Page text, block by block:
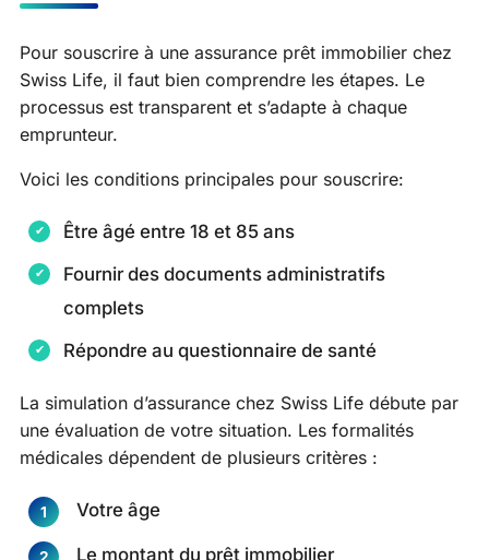
Pour souscrire à une assurance prêt immobilier chez
Swiss Life, il faut bien comprendre les étapes. Le
processus est transparent et s’adapte à chaque
emprunteur.
Voici les conditions principales pour souscrire:
Être âgé entre 18 et 85 ans
Fournir des documents administratifs
complets
Répondre au questionnaire de santé
La simulation d’assurance chez Swiss Life débute par
une évaluation de votre situation. Les formalités
médicales dépendent de plusieurs critères :
Votre âge
Le montant du prêt immobilier